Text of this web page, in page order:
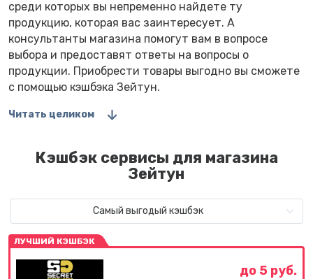
среди которых вы непременно найдете ту
продукцию, которая вас заинтересует. А
консультанты магазина помогут вам в вопросе
выбора и предоставят ответы на вопросы о
продукции. Приобрести товары выгодно вы сможете
с помощью кэшбэка Зейтун.
Читать целиком
Кэшбэк сервисы для магазина
Зейтун
Самый выгодый кэшбэк
ЛУЧШИЙ КЭШБЭК
до 5 руб.